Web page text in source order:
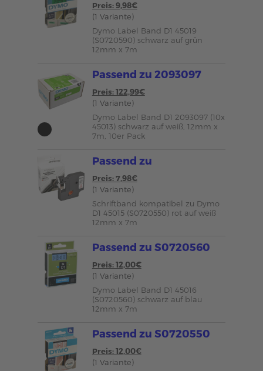
Preis: 9,98€
(1 Variante)
Dymo Label Band D1 45019
(S0720590) schwarz auf grün
12mm x 7m
Passend zu 2093097
Preis: 122,99€
(1 Variante)
Dymo Label Band D1 2093097 (10x
45013) schwarz auf weiß, 12mm x
7m, 10er Pack
Passend zu
Preis: 7,98€
(1 Variante)
Schriftband kompatibel zu Dymo
D1 45015 (S0720550) rot auf weiß
12mm x 7m
Passend zu S0720560
Preis: 12,00€
(1 Variante)
Dymo Label Band D1 45016
(S0720560) schwarz auf blau
12mm x 7m
Passend zu S0720550
Preis: 12,00€
(1 Variante)